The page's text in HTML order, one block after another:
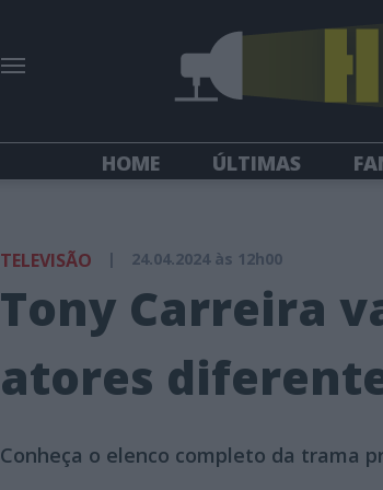
HOME ÚLTIMAS
TELEVISÃO | 24.04.2024 às 12h00
Tony Carreira
atores
Conheça o elenco completo da trama